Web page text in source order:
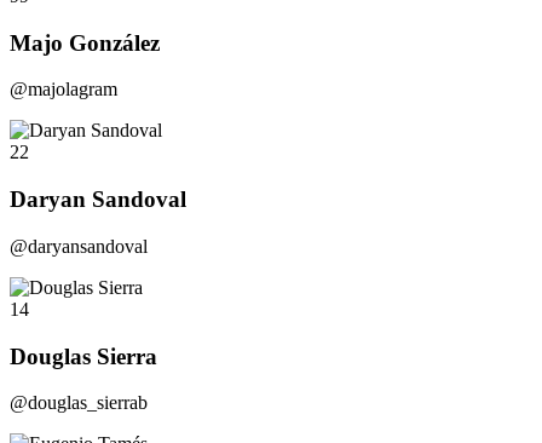
Majo González
@majolagram
22
Daryan Sandoval
@daryansandoval
14
Douglas Sierra
@douglas_sierrab